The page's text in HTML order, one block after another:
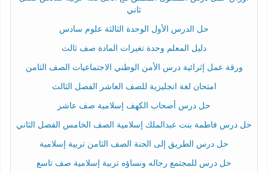
ثاني
حل الدرس الأول الوحدة الثالثة علوم سادس
دليل المعلم وحدة تغيرات المادة صف ثالث
ورقة عمل إثرائية درس الأمن الوطني الاجتماعيات الصف الثامن
امتحان لغة انجليزية للصف العاشر الفصل الثالث
حل درس أصحاب الكهف إسلامية صف عاشر
حل درس فاطمة بنت عبدالملك إسلامية الصف الخامس الفصل الثاني
حل درس الطريق إلى الجنة الصف الثامن تربية إسلامية
حل درس للمجتمع رجاله ونساؤه تربية إسلامية صف تاسع